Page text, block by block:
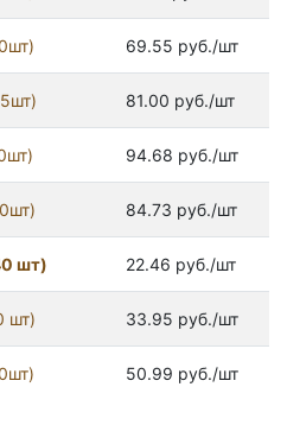
69.55 руб./шт
81.00 руб./шт
94.68 руб./шт
84.73 руб./шт
шт) 22.46 руб./шт
шт) 33.95 руб./шт
50.99 руб./шт